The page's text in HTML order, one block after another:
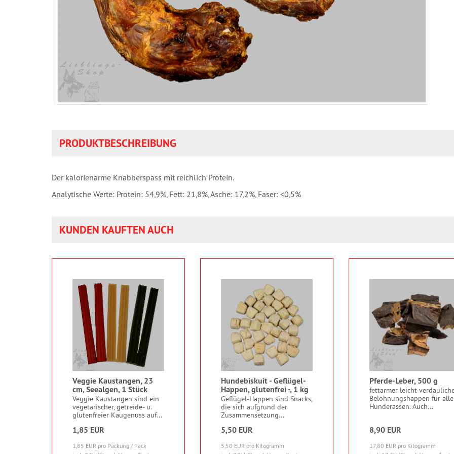
PRODUKTBESCHREIBUNG
Der kalorienarme Knabberspass mit reichlich Protein.
Analytische Werte: Protein: 54,9%, Fett: 21,8%, Asche: 17,2%, Faser: <0,5%
KUNDEN KAUFTEN AUCH
Veggie Kaustangen, 23
cm, Seealgen, 1 Stück
Veggie Kaustangen sind ein
vegetarischer, getreide- u.
glutenfreier Kaugenuss auf...
1,85 EUR
1,85 EUR pro Packung / Pack
Hundebiskuit - Geflügel-
Happen, glutenfrei -, 1 kg
Geflügel-Happen sind Snacks,
die sich aufgrund der
Zusammensetzung...
5,50 EUR
5,50 EUR pro Kilogramm
Pferde-Leber, 500 g
fettarmer leicht
Belohnungshappen für alle
Hunderassen. Auch...
8,90 EUR
17,80 EUR pro Kilogramm